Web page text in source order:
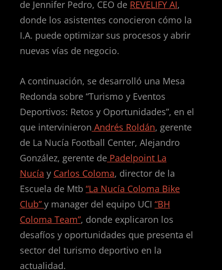
de Jennifer Pedro, CEO de REVELIFY AI,
donde los asistentes conocieron cómo la
I.A. puede optimizar sus procesos y abrir
nuevas vías de negocio.
A continuación, se desarrolló una Mesa
Redonda sobre “Turismo y Eventos
Deportivos: Retos y Oportunidades”, en el
que intervinieron Andrés Roldán, gerente
de La Nucía Football Center, Alejandro
González, gerente de Padelpoint La
Nucía y Carlos Coloma, director de la
Escuela de Mtb “La Nucía Coloma Bike
Club” y manager del equipo UCI “BH
Coloma Team”, donde explicaron los
desafíos y oportunidades que presenta el
sector del turismo deportivo en la
actualidad.